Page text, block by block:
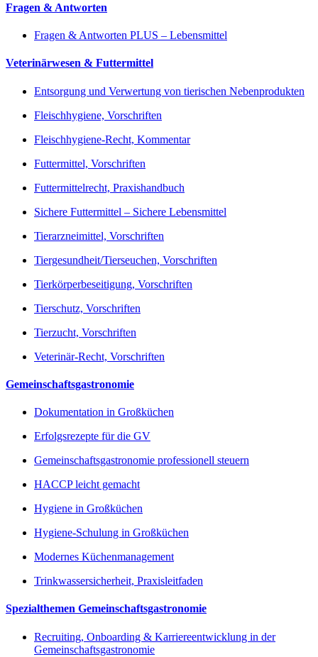
Fragen & Antworten
Fragen & Antworten PLUS – Lebensmittel
Veterinärwesen & Futtermittel
Entsorgung und Verwertung von tierischen Nebenprodukten
Fleischhygiene, Vorschriften
Fleischhygiene-Recht, Kommentar
Futtermittel, Vorschriften
Futtermittelrecht, Praxishandbuch
Sichere Futtermittel – Sichere Lebensmittel
Tierarzneimittel, Vorschriften
Tiergesundheit/Tierseuchen, Vorschriften
Tierkörperbeseitigung, Vorschriften
Tierschutz, Vorschriften
Tierzucht, Vorschriften
Veterinär-Recht, Vorschriften
Gemeinschaftsgastronomie
Dokumentation in Großküchen
Erfolgsrezepte für die GV
Gemeinschaftsgastronomie professionell steuern
HACCP leicht gemacht
Hygiene in Großküchen
Hygiene-Schulung in Großküchen
Modernes Küchenmanagement
Trinkwassersicherheit, Praxisleitfaden
Spezialthemen Gemeinschaftsgastronomie
Recruiting, Onboarding & Karriereentwicklung in der
Gemeinschaftsgastronomie